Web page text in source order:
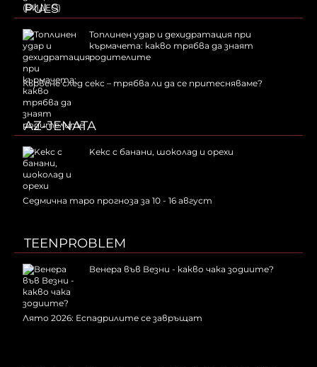
PULS
Топлинен удар и дехидратация при
кърмачета: какво трябва да знаят
родителите
Кървене след секс – трябва ли да се притесняваме?
AZ-JENATA
Kекс с банани, шоколад и орехи
Седмична таро прогноза за 10 - 16 август
TEENPROBLEM
Венера във Везни - какво чака зодиите?
Лято 2026: Еспадрилите се завръщат